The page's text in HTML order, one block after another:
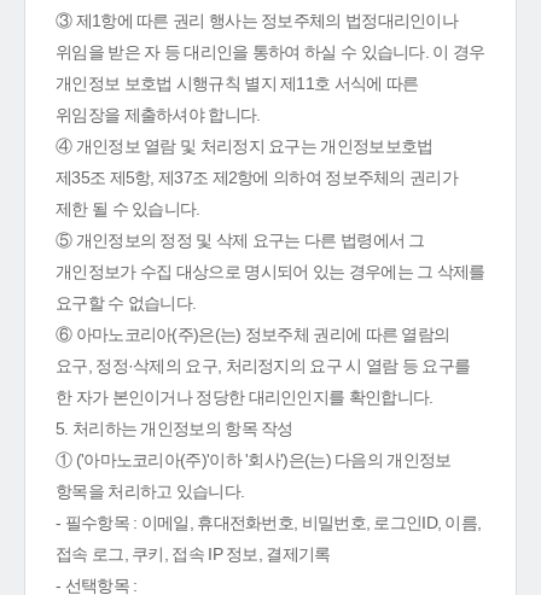
③ 제1항에 따른 권리 행사는 정보주체의 법정대리인이나
위임을 받은 자 등 대리인을 통하여 하실 수 있습니다. 이 경우
개인정보 보호법 시행규칙 별지 제11호 서식에 따른
위임장을 제출하셔야 합니다.
④ 개인정보 열람 및 처리정지 요구는 개인정보보호법
제35조 제5항, 제37조 제2항에 의하여 정보주체의 권리가
제한 될 수 있습니다.
⑤ 개인정보의 정정 및 삭제 요구는 다른 법령에서 그
개인정보가 수집 대상으로 명시되어 있는 경우에는 그 삭제를
요구할 수 없습니다.
⑥ 아마노코리아(주)은(는) 정보주체 권리에 따른 열람의
요구, 정정·삭제의 요구, 처리정지의 요구 시 열람 등 요구를
한 자가 본인이거나 정당한 대리인인지를 확인합니다.
5. 처리하는 개인정보의 항목 작성
① ('아마노코리아(주)'이하 '회사')은(는) 다음의 개인정보
항목을 처리하고 있습니다.
- 필수항목 : 이메일, 휴대전화번호, 비밀번호, 로그인ID, 이름,
접속 로그, 쿠키, 접속 IP 정보, 결제기록
- 선택항목 :